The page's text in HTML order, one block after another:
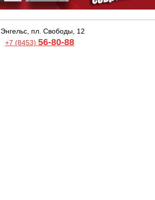
Энгельс, пл. Свободы, 12
+7 (8453) 56-80-88